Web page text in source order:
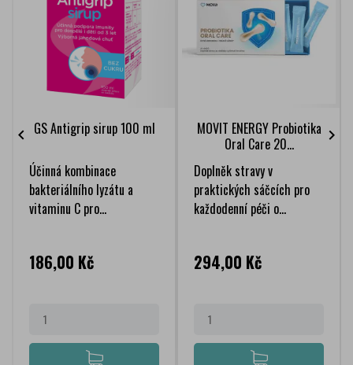
GS Antigrip sirup 100 ml
Účinná kombinace
bakteriálního lyzátu a
vitaminu C pro...
Cena
186,00 Kč
MOVIT ENERGY Probiotika
Oral Care 20...
Doplněk stravy v
praktických sáčcích pro
každodenní péči o...
Cena
294,00 Kč
 